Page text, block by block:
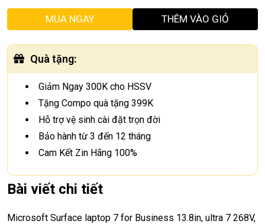
MUA NGAY THÊM VÀO GIỎ
Quà tặng:
Giảm Ngay 300K cho HSSV
Tặng Compo quà tặng 399K
Hỗ trợ vệ sinh cài đặt trọn đời
Bảo hành từ 3 đến 12 tháng
Cam Kết Zin Hãng 100%
Bài viết chi tiết
Microsoft Surface laptop 7 for Business 13.8in, ultra 7 268V,